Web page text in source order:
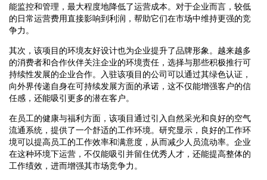
能监控和管理，最大程度地降低了运营成本。对于企业而言，较低
的日常运营费用直接影响到利润，帮助它们在市场中维持更强的竞
争力。
其次，该项目的环境友好设计也为企业提升了品牌形象。越来越多
的消费者和合作伙伴关注企业的环境责任，选择与那些积极推行可
持续性发展的企业合作。入驻该项目的公司可以通过其绿色认证，
向外界传递自身在可持续发展方面的承诺，这不仅能增强客户的信
任感，还能吸引更多的潜在客户。
在员工的健康与福利方面，该项目通过引入自然采光和良好的空气
流通系统，提供了一个舒适的工作环境。研究显示，良好的工作环
境可以提高员工的工作效率和满意度，从而减少人员流动率。企业
在这种环境下运营，不仅能吸引并留住优秀人才，还能提高整体的
工作绩效，进而增强其市场竞争力。